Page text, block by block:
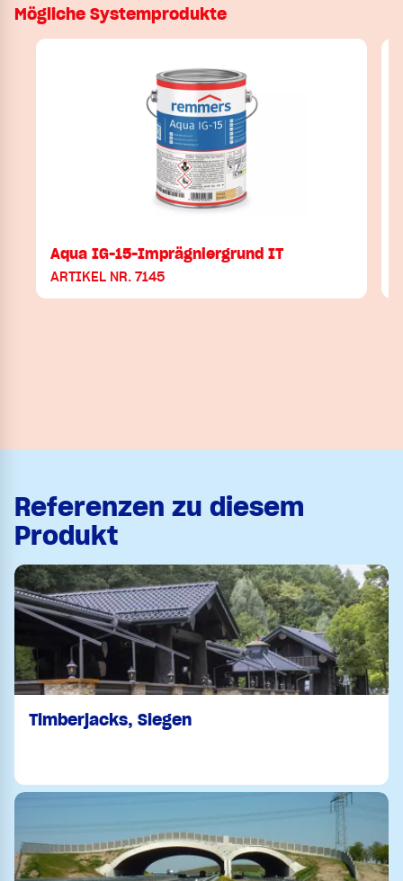
Mögliche Systemprodukte
Aqua IG-15-Imprägniergrund IT
ARTIKEL NR. 7145
Referenzen zu diesem
Produkt
Timberjacks, Siegen